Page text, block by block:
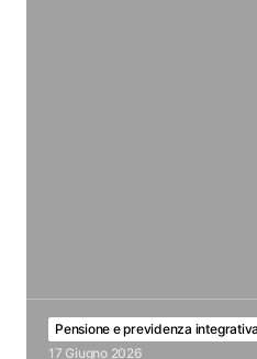
Pensione e previdenza integrativa
17 Giugno 2026